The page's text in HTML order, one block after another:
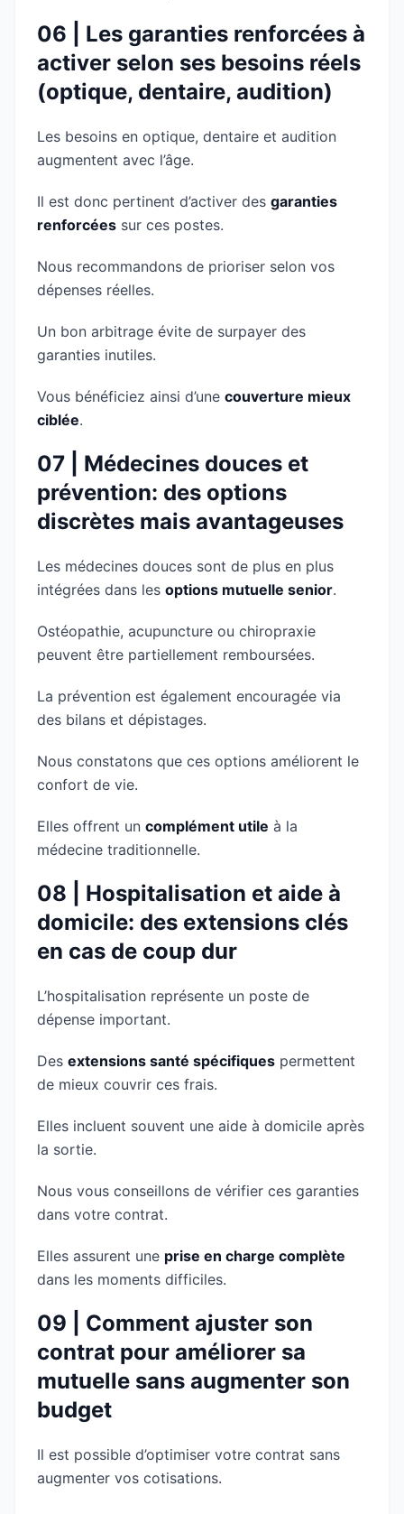
06 | Les garanties renforcées à
activer selon ses besoins réels
(optique, dentaire, audition)
Les besoins en optique, dentaire et audition
augmentent avec l’âge.
Il est donc pertinent d’activer des garanties
renforcées sur ces postes.
Nous recommandons de prioriser selon vos
dépenses réelles.
Un bon arbitrage évite de surpayer des
garanties inutiles.
Vous bénéficiez ainsi d’une couverture mieux
ciblée.
07 | Médecines douces et
prévention: des options
discrètes mais avantageuses
Les médecines douces sont de plus en plus
intégrées dans les options mutuelle senior.
Ostéopathie, acupuncture ou chiropraxie
peuvent être partiellement remboursées.
La prévention est également encouragée via
des bilans et dépistages.
Nous constatons que ces options améliorent le
confort de vie.
Elles offrent un complément utile à la
médecine traditionnelle.
08 | Hospitalisation et aide à
domicile: des extensions clés
en cas de coup dur
L’hospitalisation représente un poste de
dépense important.
Des extensions santé spécifiques permettent
de mieux couvrir ces frais.
Elles incluent souvent une aide à domicile après
la sortie.
Nous vous conseillons de vérifier ces garanties
dans votre contrat.
Elles assurent une prise en charge complète
dans les moments difficiles.
09 | Comment ajuster son
contrat pour améliorer sa
mutuelle sans augmenter son
budget
Il est possible d’optimiser votre contrat sans
augmenter vos cotisations.